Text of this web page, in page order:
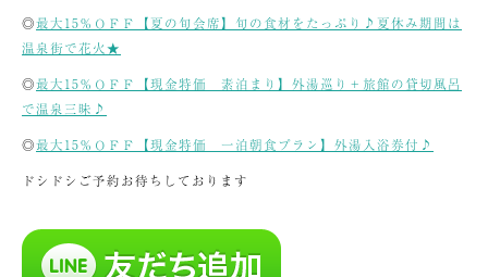
◎最大15％ＯＦＦ【夏の旬会席】旬の食材をたっぷり♪夏休み期間は
温泉街で花火★
◎最大15％ＯＦＦ【現金特価 素泊まり】外湯巡り＋旅館の貸切風呂
で温泉三昧♪
◎最大15％ＯＦＦ【現金特価 一泊朝食プラン】外湯入浴券付♪
ドシドシご予約お待ちしております